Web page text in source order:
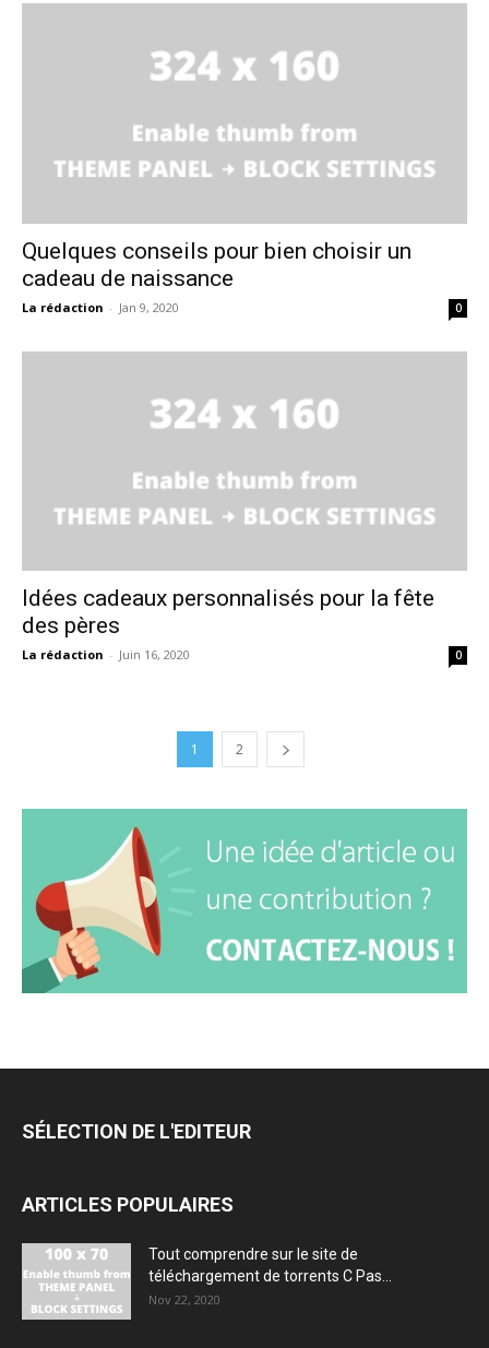
Quelques conseils pour bien choisir un
cadeau de naissance
La rédaction - Jan 9, 2020 0
Idées cadeaux personnalisés pour la fête
des pères
La rédaction - Juin 16, 2020 0
1 2
SÉLECTION DE L'EDITEUR
ARTICLES POPULAIRES
Tout comprendre sur le site de
téléchargement de torrents C Pas...
Nov 22, 2020